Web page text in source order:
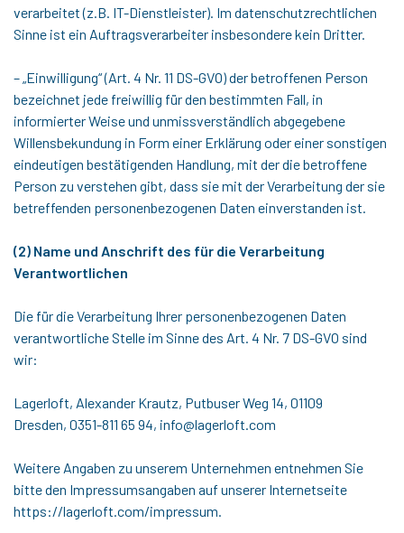
verarbeitet (z.B. IT-Dienstleister). Im datenschutzrechtlichen
Sinne ist ein Auftragsverarbeiter insbesondere kein Dritter.
– „Einwilligung“ (Art. 4 Nr. 11 DS-GVO) der betroffenen Person
bezeichnet jede freiwillig für den bestimmten Fall, in
informierter Weise und unmissverständlich abgegebene
Willensbekundung in Form einer Erklärung oder einer sonstigen
eindeutigen bestätigenden Handlung, mit der die betroffene
Person zu verstehen gibt, dass sie mit der Verarbeitung der sie
betreffenden personenbezogenen Daten einverstanden ist.
(2) Name und Anschrift des für die Verarbeitung
Verantwortlichen
Die für die Verarbeitung Ihrer personenbezogenen Daten
verantwortliche Stelle im Sinne des Art. 4 Nr. 7 DS-GVO sind
wir:
Lagerloft, Alexander Krautz, Putbuser Weg 14, 01109
Dresden, 0351-811 65 94, info@lagerloft.com
Weitere Angaben zu unserem Unternehmen entnehmen Sie
bitte den Impressumsangaben auf unserer Internetseite
https://lagerloft.com/impressum.